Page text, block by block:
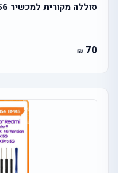
סוללה מקורית למכשיר Xiaomi Redmi Note 9A BN56
70